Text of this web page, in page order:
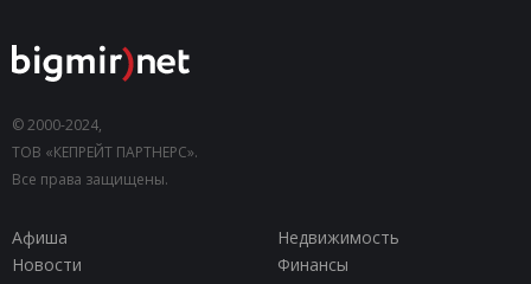
© 2000-2024,
ТОВ «КЕПРЕЙТ ПАРТНЕРС».
Все права защищены.
Афиша
Недвижимость
Новости
Финансы